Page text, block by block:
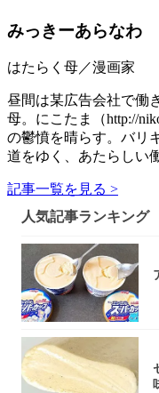
みっきーあらなわ
はたらく母／漫画家
昼間は某広告会社で働
母。にこたま（http://
の鬱憤を晴らす。バリ
道をゆく、あたらしい
記事一覧を見る >
人気記事ランキング